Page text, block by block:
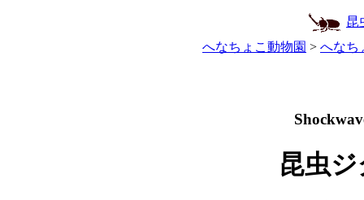
昆
へなちょこ動物園 > へなち
昆虫